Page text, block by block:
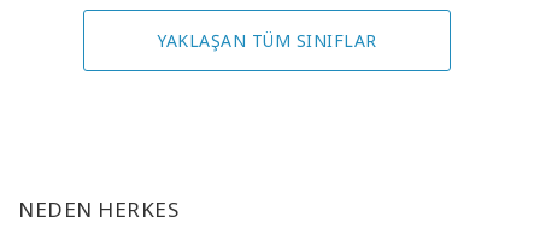
YAKLAŞAN TÜM SINIFLAR
NEDEN HERKES